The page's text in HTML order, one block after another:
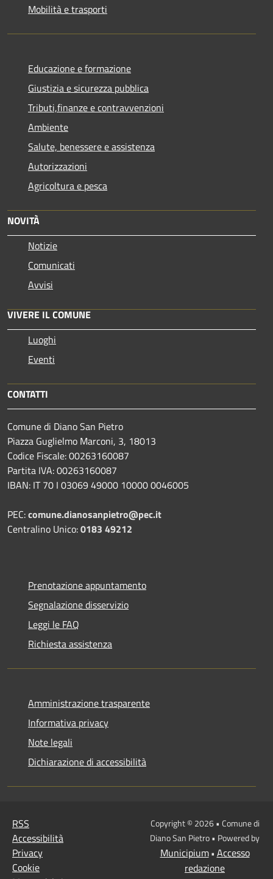
Mobilità e trasporti
Educazione e formazione
Giustizia e sicurezza pubblica
Tributi,finanze e contravvenzioni
Ambiente
Salute, benessere e assistenza
Autorizzazioni
Agricoltura e pesca
NOVITÀ
Notizie
Comunicati
Avvisi
VIVERE IL COMUNE
Luoghi
Eventi
CONTATTI
Comune di Diano San Pietro
Piazza Guglielmo Marconi, 3, 18013
Codice Fiscale: 00263160087
Partita IVA: 00263160087
IBAN: IT 70 I 03069 49000 10000 0046005
PEC:comune.dianosanpietro@pec.it
Centralino Unico:0183 49212
Prenotazione appuntamento
Segnalazione disservizio
Leggi le FAQ
Richiesta assistenza
Amministrazione trasparente
Informativa privacy
Note legali
Dichiarazione di accessibilità
RSS
Accessibilità
Privacy
Cookie
Copyright © 2026 • Comune di
Diano San Pietro • Powered by
Municipium• Accesso
redazione